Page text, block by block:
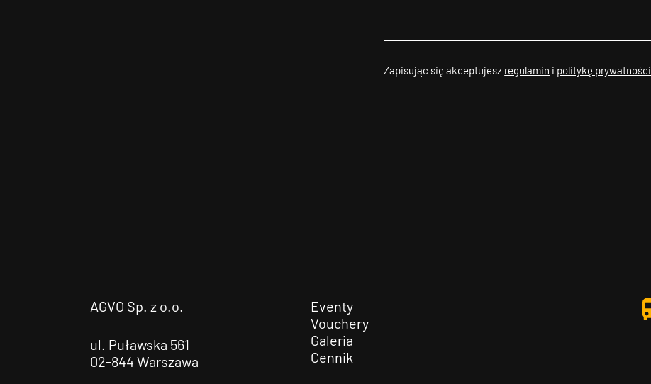
Zapisując się akceptujesz regulamin i politykę prywatności
AGVO Sp. z o.o.
ul. Puławska 561
02-844 Warszawa
Eventy
Vouchery
Galeria
Cennik